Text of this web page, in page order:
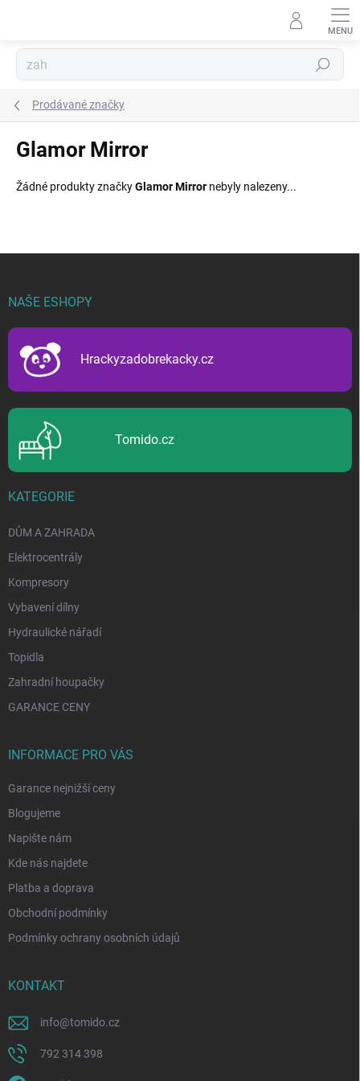
Hledat
Prodávané značky
Glamor Mirror
Žádné produkty značkyGlamor Mirror nebyly nalezeny...
NAŠE ESHOPY
Hrackyzadobrekacky.cz
Tomido.cz
KATEGORIE
DŮM A ZAHRADA
Elektrocentrály
Kompresory
Vybavení dílny
Hydraulické nářadí
Topidla
Zahradní houpačky
GARANCE CENY
INFORMACE PRO VÁS
Garance nejnižší ceny
Blogujeme
Napište nám
Kde nás najdete
Platba a doprava
Obchodní podmínky
Podmínky ochrany osobních údajů
KONTAKT
info@tomido.cz
792 314 398